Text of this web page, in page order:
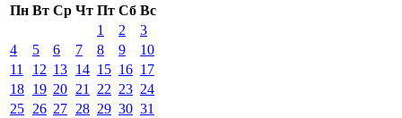
Пн Вт Ср Чт Пт Сб Вс
1
2
3
4
5 6 7 8 9
10
11
12 13 14 15 16 17
18 19 20 21 22 23 24
25 26 27 28 29 30 31